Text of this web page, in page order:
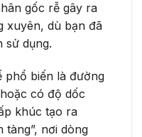
gốc rễ gây ra
xuyên, dù bạn đã
sử dụng.
phổ biến là đường
có độ dốc
khúc tạo ra
tàng”, nơi dòng